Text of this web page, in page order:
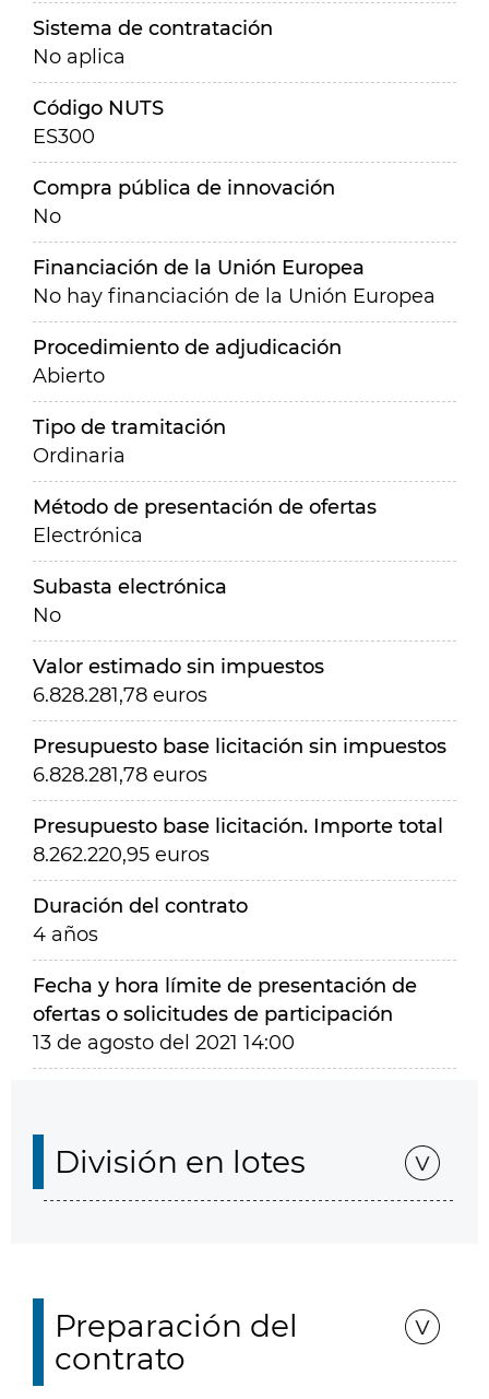
Sistema de contratación
No aplica
Código NUTS
ES300
Compra pública de innovación
No
Financiación de la Unión Europea
No hay financiación de la Unión Europea
Procedimiento de adjudicación
Abierto
Tipo de tramitación
Ordinaria
Método de presentación de ofertas
Electrónica
Subasta electrónica
No
Valor estimado sin impuestos
6.828.281,78 euros
Presupuesto base licitación sin impuestos
6.828.281,78 euros
Presupuesto base licitación. Importe total
8.262.220,95 euros
Duración del contrato
4 años
Fecha y hora límite de presentación de
ofertas o solicitudes de participación
13 de agosto del 2021 14:00
División en lotes
Preparación del
contrato